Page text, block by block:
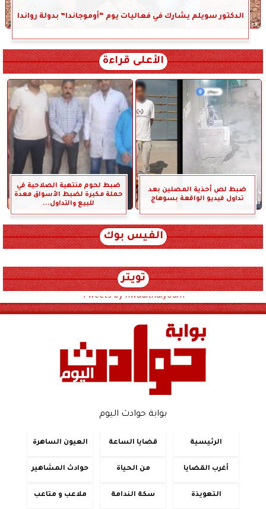
الدكتور سويلم يشارك في فعاليات يوم “أوموجاندا” بدولة رواندا
الأعلى قراءة
ضبط لص أحذية المصلين بعد
تداول فيديو الواقعة بسوهاج
ضبط لحوم منتهية الصلاحية في
حملة مكبرة لضبط الأسواق معدة
للبيع والتداول...
الفيس بوك
تويتر
Tweets by hwadithalyoum
بوابة حوادث اليوم
الرئيسية قضايا الساعة العيون الساهرة
أغرب القضايا من الحياة حوادث المشاهير
التعويذة سكة الندامة ملاعب و متاعب